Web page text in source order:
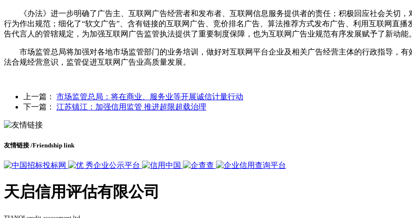
《办法》进一步明确了广告主、互联网广告经营者和发布者、互联网信息服务提供者的责任；积极回应社会关切，
行为作出规范；细化了“软文广告”、含有链接的互联网广告、竞价排名广告、算法推荐方式发布广告、利用互联网直
告代言人的管辖规定，为加强互联网广告监管执法提供了重要制度保障，也为互联网广告业规范有序发展赋予了新动能。
市场监管总局将加强对各地市场监管部门的业务培训，做好对互联网平台企业及相关广告经营主体的行政指导，有
法合规经营意识，监管促进互联网广告业高质量发展。
上一篇： 市场监管总局：将在商业、服务业等开展诚信计量行动
下一篇： 江苏镇江：加强信用监管 推进超限超载治理
友情链接 /Friendship link
天启信用评估有限公司